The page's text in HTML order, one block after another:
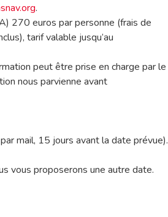
.
270 euros par personne (frais de
tarif valable jusqu’au
peut être prise en charge par le
nous parvienne avant
mail, 15 jours avant la date prévue).
vous proposerons une autre date.